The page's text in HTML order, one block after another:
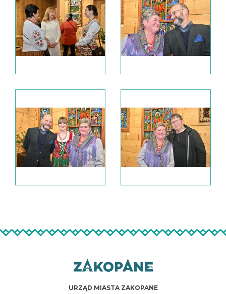
URZĄD MIASTA ZAKOPANE